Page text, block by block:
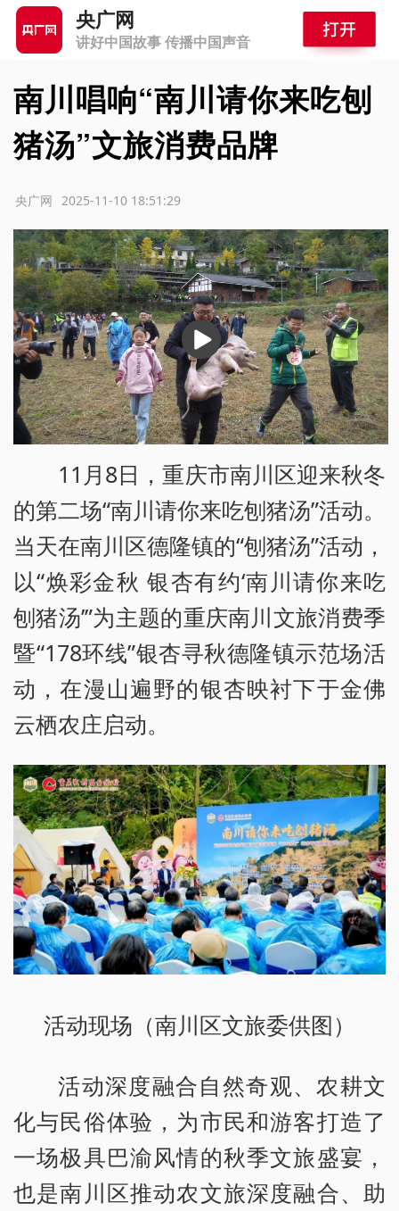
央广网
讲好中国故事 传播中国声音
南川唱响“南川请你来吃刨
猪汤”文旅消费品牌
2025-11-10 18:51:29
央广网
播
放
11月8日，重庆市南川区迎来秋冬
的第二场“南川请你来吃刨猪汤”活动。
当天在南川区德隆镇的“刨猪汤”活动，
以“焕彩金秋 银杏有约‘南川请你来吃
刨猪汤’”为主题的重庆南川文旅消费季
暨“178环线”银杏寻秋德隆镇示范场活
动，在漫山遍野的银杏映衬下于金佛
云栖农庄启动。
活动现场（南川区文旅委供图）
活动深度融合自然奇观、农耕文
化与民俗体验，为市民和游客打造了
一场极具巴渝风情的秋季文旅盛宴，
也是南川区推动农文旅深度融合、助